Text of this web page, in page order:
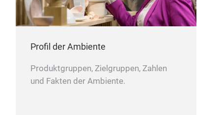
Profil der Ambiente
Produktgruppen, Zielgruppen, Zahlen
und Fakten der Ambiente.